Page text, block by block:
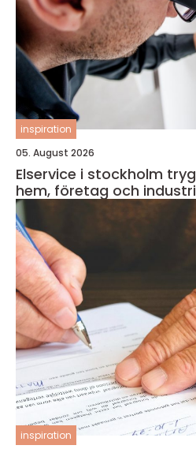
inspiration
05. August 2026
Elservice i stockholm trygg el i vardagen för
hem, företag och industri
inspiration